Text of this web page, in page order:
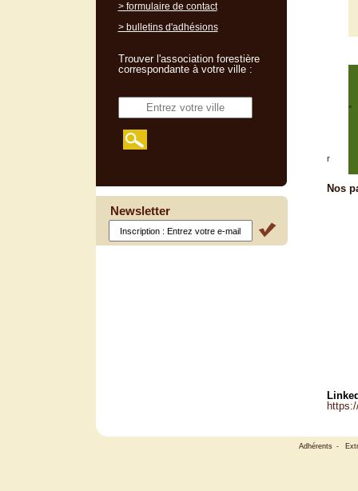
"
r
Nos
> formulaire de contact
> bulletins d'adhésions
Trouver l'association forestière
correspondante à votre ville :
Newsletter
Adhérents -